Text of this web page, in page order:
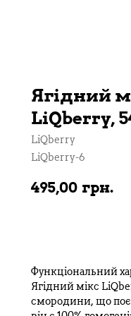
Ягідний
LiQberry,
LiQberry
LiQberry-6
495,00 грн.
Функціональний
Ягідний мікс
смородини, що